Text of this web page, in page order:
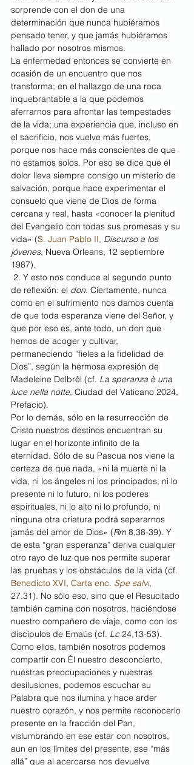
sorprende con el don de una
determinación que nunca hubiéramos
pensado tener, y que jamás hubiéramos
hallado por nosotros mismos.
La enfermedad entonces se convierte en
ocasión de un encuentro que nos
transforma; en el hallazgo de una roca
inquebrantable a la que podemos
aferrarnos para afrontar las tempestades
de la vida; una experiencia que, incluso en
el sacrificio, nos vuelve más fuertes,
porque nos hace más conscientes de que
no estamos solos. Por eso se dice que el
dolor lleva siempre consigo un misterio de
salvación, porque hace experimentar el
consuelo que viene de Dios de forma
cercana y real, hasta «conocer la plenitud
del Evangelio con todas sus promesas y su
vida» (S. Juan Pablo II, Discurso a los
jóvenes, Nueva Orleans, 12 septiembre
1987).
2. Y esto nos conduce al segundo punto
de reflexión: el don. Ciertamente, nunca
como en el sufrimiento nos damos cuenta
de que toda esperanza viene del Señor, y
que por eso es, ante todo, un don que
hemos de acoger y cultivar,
permaneciendo “fieles a la fidelidad de
Dios”, según la hermosa expresión de
Madeleine Delbrêl (cf. La speranza è una
luce nella notte, Ciudad del Vaticano 2024,
Prefacio).
Por lo demás, sólo en la resurrección de
Cristo nuestros destinos encuentran su
lugar en el horizonte infinito de la
eternidad. Sólo de su Pascua nos viene la
certeza de que nada, «ni la muerte ni la
vida, ni los ángeles ni los principados, ni lo
presente ni lo futuro, ni los poderes
espirituales, ni lo alto ni lo profundo, ni
ninguna otra criatura podrá separarnos
jamás del amor de Dios» (Rm 8,38-39). Y
de esta “gran esperanza” deriva cualquier
otro rayo de luz que nos permite superar
las pruebas y los obstáculos de la vida (cf.
Benedicto XVI, Carta enc. Spe salvi,
27.31). No sólo eso, sino que el Resucitado
también camina con nosotros, haciéndose
nuestro compañero de viaje, como con los
discípulos de Emaús (cf. Lc 24,13-53).
Como ellos, también nosotros podemos
compartir con Él nuestro desconcierto,
nuestras preocupaciones y nuestras
desilusiones, podemos escuchar su
Palabra que nos ilumina y hace arder
nuestro corazón, y nos permite reconocerlo
presente en la fracción del Pan,
vislumbrando en ese estar con nosotros,
aun en los límites del presente, ese “más
allá” que al acercarse nos devuelve